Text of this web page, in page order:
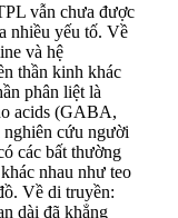
vẫn chưa được
nhiều yếu tố. Về
và hệ
thần kinh khác
phân liệt là
acids (GABA,
cứu người
các bất thường
nhau như teo
Về di truyền:
dài đã khẳng